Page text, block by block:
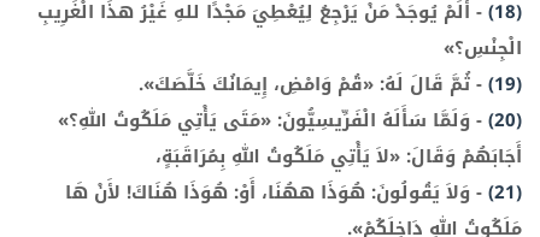
(18)
- أَلَمْ يُوجَدْ مَنْ يَرْجِعُ لِيُعْطِيَ مَجْدًا للهِ غَيْرُ هذَا الْغَرِيبِ
الْجِنْسِ؟»
(19)
-ثُمَّ قَالَ لَهُ: «قُمْ وَامْضِ، إِيمَانُكَ خَلَّصَكَ».
(20)
- وَلَمَّا سَأَلَهُ الْفَرِّيسِيُّونَ: «مَتَى يَأْتِي مَلَكُوتُ اللهِ؟»
أَجَابَهُمْ وَقَالَ: «لاَ يَأْتِي مَلَكُوتُ اللهِ بِمُرَاقَبَةٍ،
(21)
- وَلاَ يَقُولُونَ: هُوَذَا ههُنَا، أَوْ: هُوَذَا هُنَاكَ! لأَنْ هَا
مَلَكُوتُ اللهِ دَاخِلَكُمْ».